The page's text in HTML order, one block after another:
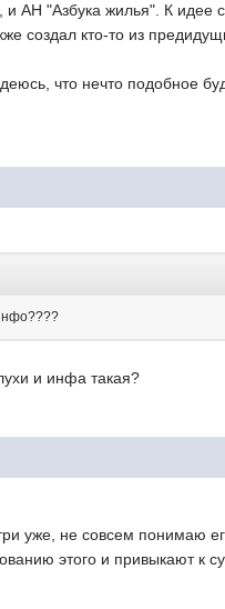
АН "Азбука жилья". К идее
создал кто-то из
что нечто подобное
и инфа такая?
уже, не совсем понимаю
этого и привыкают к